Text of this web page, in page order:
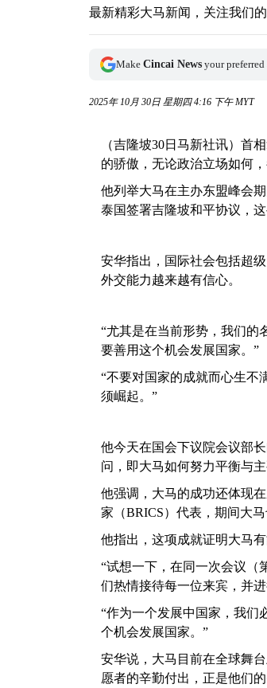
最新精彩大马新闻，关注我们的
Make Cincai News your
2025年 10月 30日 星期四 4:16 下午 MYT
（吉隆坡30日马新社讯）首
的骄傲，无论政治立场如何
他列举大马在主办东盟峰会
泰国签署吉隆坡和平协议，
安华指出，国际社会包括超
外交能力越来越有信心。
“尤其是在当前形势，我们的
要善用这个机会发展国家。”
“不要对国家的成就而心生不
须崛起。”
他今天在国会下议院会议部
问，即大马如何努力平衡与
他强调，大马的成功还体现
家（BRICS）代表，期间大
他指出，这项成就证明大马
“试想一下，在同一次会议（
们热情接待每一位来宾，并进
“作为一个发展中国家，我
个机会发展国家。”
安华说，大马目前在全球舞
愿者的辛勤付出，正是他们